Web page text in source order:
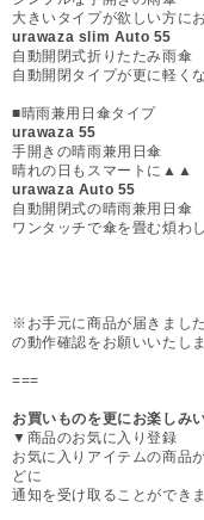
大きいタイプが欲しい方に
urawaza slim Auto 55
自動開閉式折りたたみ雨傘
自動開閉タイプが更に軽く
■晴雨兼用日傘タイプ
urawaza 55
手開きの晴雨兼用日傘
晴れの日もスマートに▲▲
urawaza Auto 55
自動開閉式の晴雨兼用日傘
ワンタッチで傘を畳む煩わ
※お手元に商品が届きまし
の動作確認をお願いいたしま
===
お買いものを更にお楽しみ
▼商品のお気に入り登録
お気に入りアイテムの商品
どに
通知を受け取ることができま